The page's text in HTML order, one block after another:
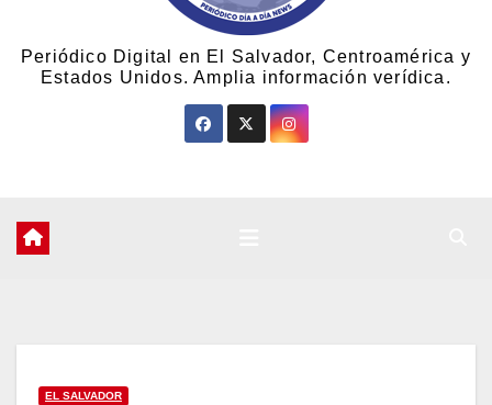
Periódico Digital en El Salvador, Centroamérica y
Estados Unidos. Amplia información verídica.
EL SALVADOR